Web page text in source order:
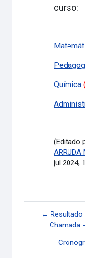
curso:
Química
(Editado
ARRUDA
jul 2024,
← Resultado
Chamada